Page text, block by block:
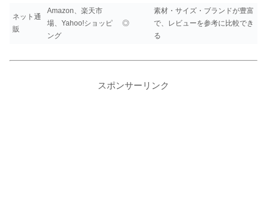
ネット通
販
Amazon、楽天市
場、Yahoo!ショッピ
ング
◎
素材・サイズ・ブランドが豊富
で、レビューを参考に比較でき
る
スポンサーリンク